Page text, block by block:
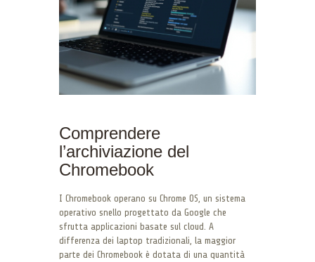
Comprendere
l’archiviazione del
Chromebook
I Chromebook operano su Chrome OS, un sistema
operativo snello progettato da Google che
sfrutta applicazioni basate sul cloud. A
differenza dei laptop tradizionali, la maggior
parte dei Chromebook è dotata di una quantità